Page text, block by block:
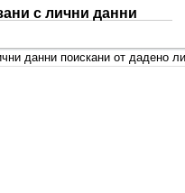
с лични данни